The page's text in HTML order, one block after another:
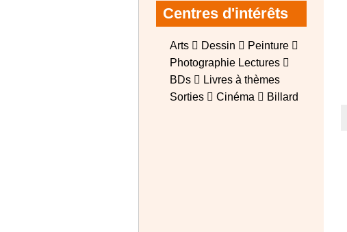
Centres d'intérêts
Arts  Dessin  Peinture 
Photographie Lectures 
BDs  Livres à thèmes
Sorties  Cinéma  Billard